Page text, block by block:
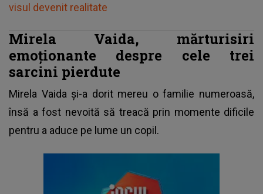
visul devenit realitate
Mirela Vaida, mărturisiri
emoționante despre cele trei
sarcini pierdute
Mirela Vaida și-a dorit mereu o familie numeroasă,
însă a fost nevoită să treacă prin momente dificile
pentru a aduce pe lume un copil.